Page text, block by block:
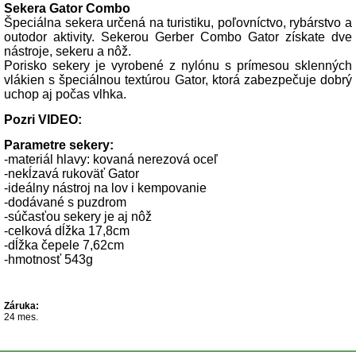
Sekera Gator Combo
Špeciálna sekera určená na turistiku, poľovníctvo, rybárstvo a
outodor aktivity. Sekerou Gerber Combo Gator získate dve
nástroje, sekeru a nôž.
Porisko sekery je vyrobené z nylónu s prímesou sklenných
vlákien s špeciálnou textúrou Gator, ktorá zabezpečuje dobrý
uchop aj počas vlhka.
Pozri VIDEO:
Parametre sekery:
-materiál hlavy: kovaná nerezová oceľ
-nekĺzavá rukoväť Gator
-ideálny nástroj na lov i kempovanie
-dodávané s puzdrom
-súčasťou sekery je aj nôž
-celková dĺžka 17,8cm
-dĺžka čepele 7,62cm
-hmotnosť 543g
Záruka:
24 mes.